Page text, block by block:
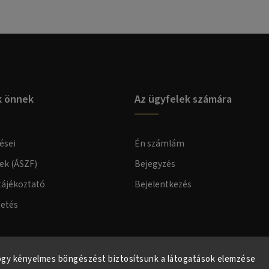
kényelmes böngészést biztosítsunk a látogatások elemzése
önnek
(ÁSZF)
Az ügyfelek számára
Én számlám
Bejegyzés
Bejelentkezés